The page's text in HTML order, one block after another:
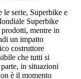
le serie, Superbike e
Superbike
mentre in
un impatto
costruttore
che tutti si
in situazioni
è il momento